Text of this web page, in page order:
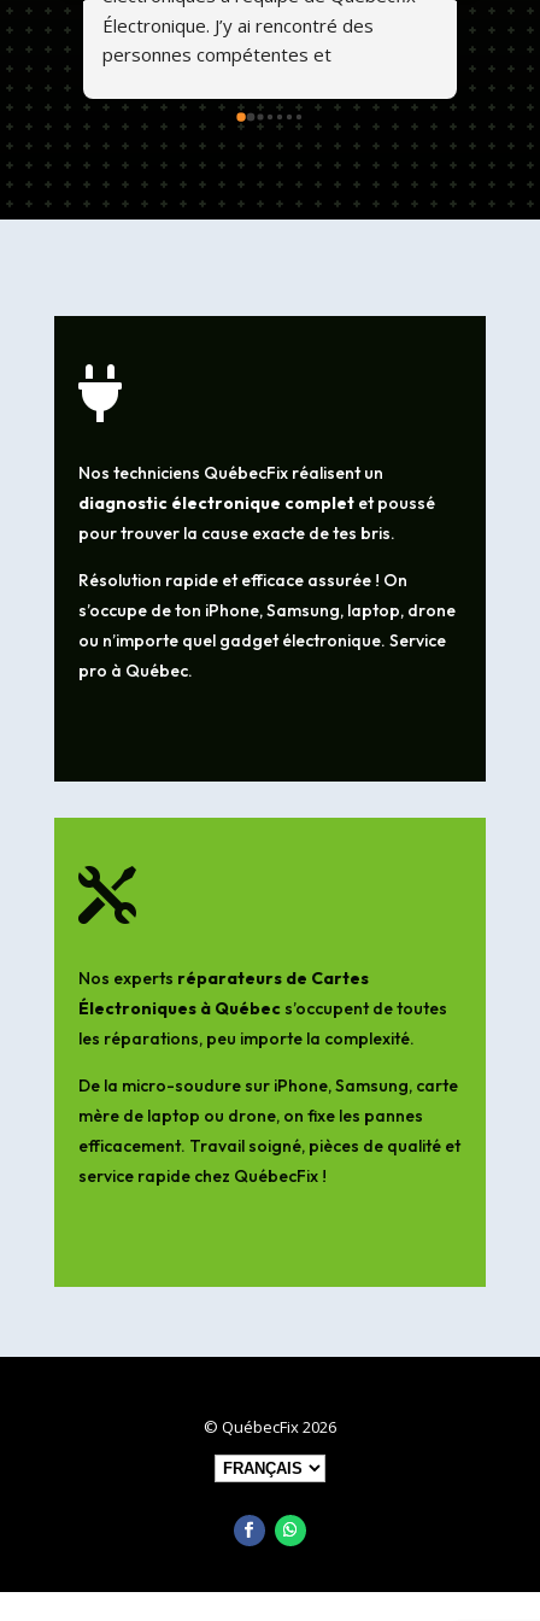
Électronique. J’y ai rencontré des
personnes compétentes et
qualité et les prix sont abordables. 💕😊

Nos techniciens QuébecFix réalisent un
diagnostic électronique completet poussé
pour trouver la cause exacte de tes bris.
Résolution rapide et efficace assurée ! On
s’occupe de ton iPhone, Samsung, laptop, drone
ou n’importe quel gadget électronique. Service
pro à Québec.

Nos experts réparateurs de Cartes
Électroniques à Québecs’occupent de toutes
les réparations, peu importe la complexité.
De la micro-soudure sur iPhone, Samsung, carte
mère de laptop ou drone, on fixe les pannes
efficacement. Travail soigné, pièces de qualité et
service rapide chez QuébecFix !
© QuébecFix 2026